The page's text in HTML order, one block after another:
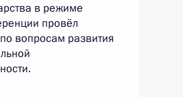
в режиме
провёл
вопросам развития